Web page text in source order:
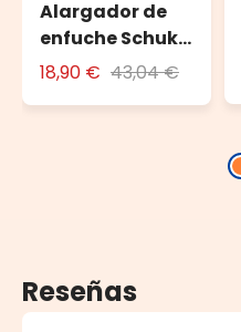
Alargador de
enfuche Schuko
10 m
18,90 € 43,04 €
Reseñas